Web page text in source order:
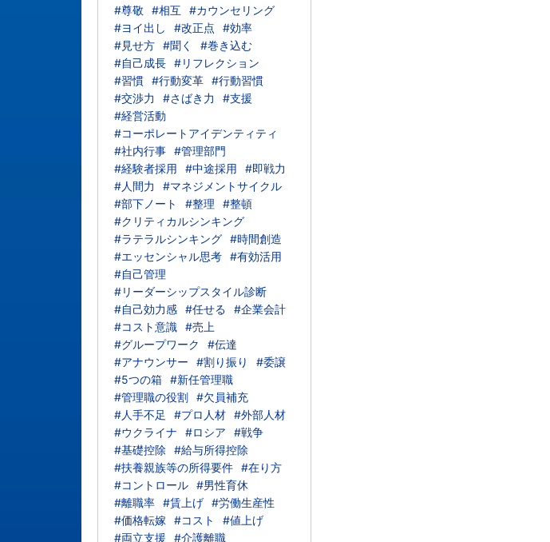
#尊敬
#相互
#カウンセリング
#ヨイ出し
#改正点
#効率
#見せ方 #聞く
#巻き込む
#自己成長 #リフレクション
#習慣 #行動変革 #行動習慣
#交渉力
#さばき力
#支援
#経営活動
#コーポレートアイデンティティ
#社内行事 #管理部門
#経験者採用
#中途採用
#即戦力
#人間力
#マネジメントサイクル
#部下ノート
#整理
#整頓
#クリティカルシンキング
#ラテラルシンキング #時間創造
#エッセンシャル思考 #有効活用
#自己管理
#リーダーシップスタイル診断
#自己効力感 #任せる
#企業会計
#コスト意識 #売上
#グループワーク
#伝達
#アナウンサー
#割り振り
#委譲
#5つの箱 #新任管理職
#管理職の役割 #欠員補充
#人手不足
#プロ人材 #外部人材
#ウクライナ
#ロシア
#戦争
#基礎控除
#給与所得控除
#扶養親族等の所得要件 #在り方
#コントロール #男性育休
#離職率 #賃上げ #労働生産性
#価格転嫁
#コスト
#値上げ
#両立支援
#介護離職